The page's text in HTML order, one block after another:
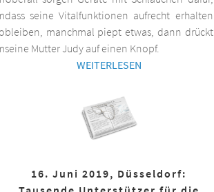
dass seine Vitalfunktionen aufrecht erhalten
bleiben, manchmal piept etwas, dann drückt
seine Mutter Judy auf einen Knopf.
WEITERLESEN
16. Juni 2019, Düsseldorf: